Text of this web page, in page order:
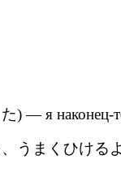
я наконец-то
まくひけるよ